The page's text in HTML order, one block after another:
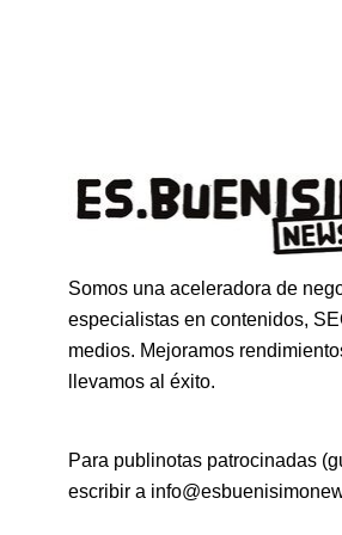
Somos una aceleradora de
especialistas en contenidos,
medios. Mejoramos
llevamos al éxito.
Para publinotas patrocinadas
escribir a